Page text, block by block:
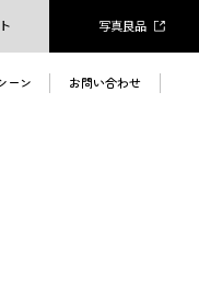
写真良品
ーン お問い合わせ